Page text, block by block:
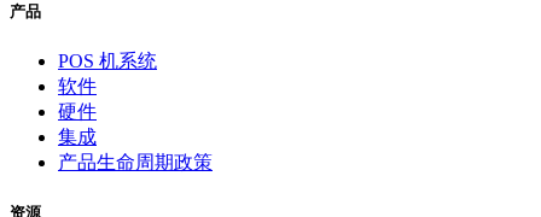
产品
POS 机系统
软件
硬件
集成
产品生命周期政策
资源